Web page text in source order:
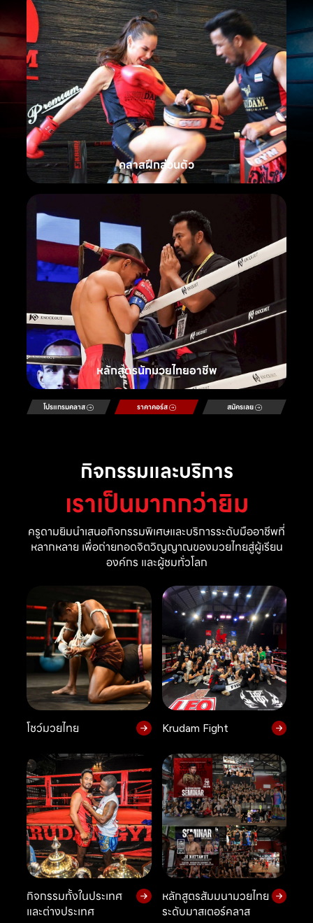
คลาสฝึกส่วนตัว
หลักสูตรนักมวยไทยอาชีพ
โปรแกรมคลาส ราคาคอร์ส สมัครเลย
กิจกรรมและบริการ
เราเป็นมากกว่ายิม
ครูดามยิมนำเสนอกิจกรรมพิเศษและบริการระดับมืออาชีพที่
หลากหลาย เพื่อถ่ายทอดจิตวิญญาณของมวยไทยสู่ผู้เรียน
องค์กร และผู้ชมทั่วโลก
โชว์มวยไทย Krudam Fight
กิจกรรมทั้งในประเทศ
และต่างประเทศ
หลักสูตรสัมมนามวยไทย
ระดับมาสเตอร์คลาส